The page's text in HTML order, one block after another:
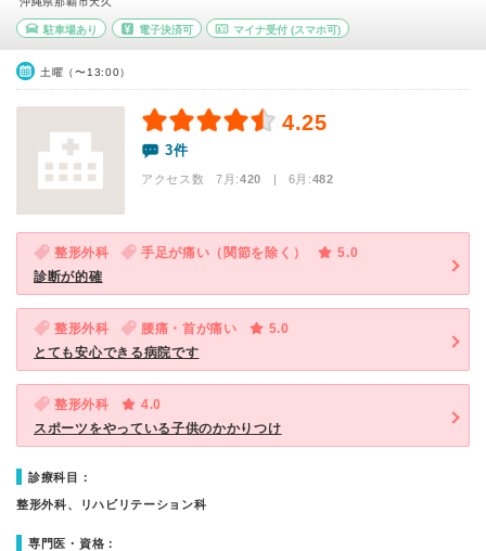
駐車場あり 電子決済可 マイナ受付 (スマホ可)
土曜（〜13:00）
4.25
3件
アクセス数 7月:420 | 6月:482
整形外科 手足が痛い（関節を除く）
5.0
診断が的確
整形外科 腰痛・首が痛い
5.0
とても安心できる病院です
整形外科
4.0
スポーツをやっている子供のかかりつけ
診療科目：
整形外科、リハビリテーション科
専門医・資格：